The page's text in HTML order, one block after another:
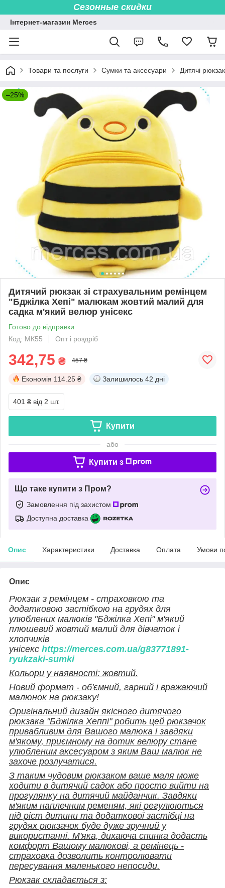
Сезонные скидки
Інтернет-магазин Merces
Товари та послуги Сумки та аксесуари Дитячі
–25%
Дитячий рюкзак зі страхувальним ремінцем
"Бджілка Хепі" малюкам жовтий малий для
садка м'який велюр унісекс
Готово до відправки
Код: МК55
Опт і роздріб
342,75 ₴ 457 ₴
Економія 114.25 ₴ Залишилось 42 дні
401 ₴ від 2 шт.
Купити
або
Купити з
Що таке купити з Пром?
Замовлення під захистом
Доступна доставка
Опис Характеристики Доставка Оплата Умови
Опис
Рюкзак з ремінцем - страховкою та
додатковою застібкою на грудях для
улюблених малюків "Бджілка Хепі" м'який
плюшевий жовтий малий для дівчаток і
хлопчиків
унісекс https://merces.com.ua/g83771891-
ryukzaki-sumki
Кольори у наявності: жовтий.
Новий формат - об'ємний, гарний і вражаючий
малюнок на рюкзаку!
Оригінальний дизайн якісного дитячого
рюкзака "Бджілка Хеппі" робить цей рюкзачок
привабливим для Вашого малюка і завдяки
м'якому, приємному на дотик велюру стане
улюбленим аксесуаром з яким Ваш малюк не
захоче розлучатися.
З таким чудовим рюкзаком ваше маля може
ходити в дитячий садок або просто вийти на
прогулянку на дитячий майданчик. Завдяки
м'яким наплечним ременям, які регулюються
під ріст дитини та додаткової застібці на
грудях рюкзачок буде дуже зручний у
використанні. М'яка, дихаюча спинка додасть
комфорт Вашому малюкові, а ремінець -
страховка дозволить контролювати
пересування маленького непосиди.
Рюкзак складається з: